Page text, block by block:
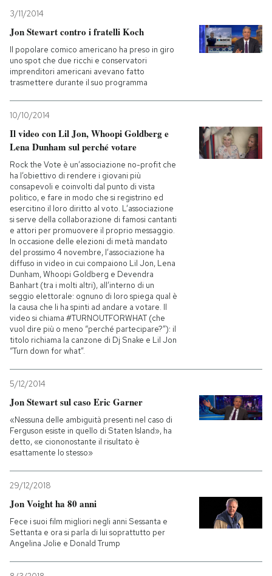
3/11/2014
Jon Stewart contro i fratelli Koch
Il popolare comico americano ha preso in giro
uno spot che due ricchi e conservatori
imprenditori americani avevano fatto
trasmettere durante il suo programma
10/10/2014
Il video con Lil Jon, Whoopi Goldberg e
Lena Dunham sul perché votare
Rock the Vote è un’associazione no-profit che
ha l’obiettivo di rendere i giovani più
consapevoli e coinvolti dal punto di vista
politico, e fare in modo che si registrino ed
esercitino il loro diritto al voto. L’associazione
si serve della collaborazione di famosi cantanti
e attori per promuovere il proprio messaggio.
In occasione delle elezioni di metà mandato
del prossimo 4 novembre, l’associazione ha
diffuso in video in cui compaiono Lil Jon, Lena
Dunham, Whoopi Goldberg e Devendra
Banhart (tra i molti altri), all’interno di un
seggio elettorale: ognuno di loro spiega qual è
la causa che li ha spinti ad andare a votare. Il
video si chiama #TURNOUTFORWHAT (che
vuol dire più o meno “perché partecipare?”): il
titolo richiama la canzone di Dj Snake e Lil Jon
“Turn down for what”.
5/12/2014
Jon Stewart sul caso Eric Garner
«Nessuna delle ambiguità presenti nel caso di
Ferguson esiste in quello di Staten Island», ha
detto, «e ciononostante il risultato è
esattamente lo stesso»
29/12/2018
Jon Voight ha 80 anni
Fece i suoi film migliori negli anni Sessanta e
Settanta e ora si parla di lui soprattutto per
Angelina Jolie e Donald Trump